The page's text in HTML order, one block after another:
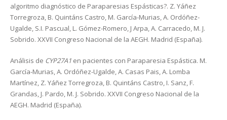
algoritmo diagnóstico de Paraparesias Espásticas?. Z. Yáñez
Torregroza, B. Quintáns Castro, M. García-Murias, A. Ordóñez-
Ugalde, S.I. Pascual, L. Gómez-Romero, J Arpa, A. Carracedo, M. J.
Sobrido. XXVII Congreso Nacional de la AEGH. Madrid (España).
Análisis de CYP27A1 en pacientes con Paraparesia Espástica. M.
García-Murias, A. Ordóñez-Ugalde, A. Casas Pais, A. Lomba
Martínez, Z. Yáñez Torregroza, B. Quintáns Castro, I. Sanz, F.
Grandas, J. Pardo, M. J. Sobrido. XXVII Congreso Nacional de la
AEGH. Madrid (España).